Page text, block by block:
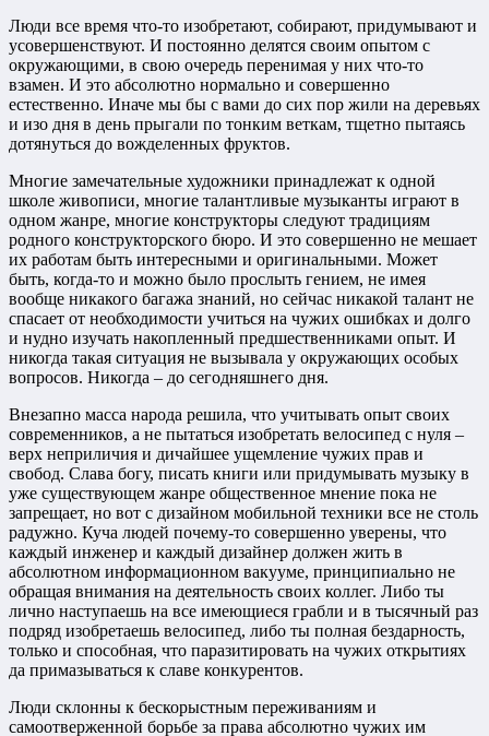
Люди все время что-то изобретают, собирают, придумывают и
усовершенствуют. И постоянно делятся своим опытом с
окружающими, в свою очередь перенимая у них что-то
взамен. И это абсолютно нормально и совершенно
естественно. Иначе мы бы с вами до сих пор жили на деревьях
и изо дня в день прыгали по тонким веткам, тщетно пытаясь
дотянуться до вожделенных фруктов.
Многие замечательные художники принадлежат к одной
школе живописи, многие талантливые музыканты играют в
одном жанре, многие конструкторы следуют традициям
родного конструкторского бюро. И это совершенно не мешает
их работам быть интересными и оригинальными. Может
быть, когда-то и можно было прослыть гением, не имея
вообще никакого багажа знаний, но сейчас никакой талант не
спасает от необходимости учиться на чужих ошибках и долго
и нудно изучать накопленный предшественниками опыт. И
никогда такая ситуация не вызывала у окружающих особых
вопросов. Никогда – до сегодняшнего дня.
Внезапно масса народа решила, что учитывать опыт своих
современников, а не пытаться изобретать велосипед с нуля –
верх неприличия и дичайшее ущемление чужих прав и
свобод. Слава богу, писать книги или придумывать музыку в
уже существующем жанре общественное мнение пока не
запрещает, но вот с дизайном мобильной техники все не столь
радужно. Куча людей почему-то совершенно уверены, что
каждый инженер и каждый дизайнер должен жить в
абсолютном информационном вакууме, принципиально не
обращая внимания на деятельность своих коллег. Либо ты
лично наступаешь на все имеющиеся грабли и в тысячный раз
подряд изобретаешь велосипед, либо ты полная бездарность,
только и способная, что паразитировать на чужих открытиях
да примазываться к славе конкурентов.
Люди склонны к бескорыстным переживаниям и
самоотверженной борьбе за права абсолютно чужих им